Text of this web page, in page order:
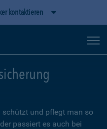
kontaktieren
schützt und pflegt man so
passiert es auch bei